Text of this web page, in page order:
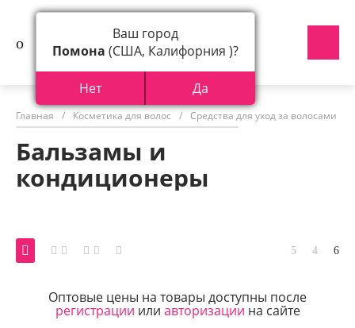
Главная / Косметика для волос / Средства для уход за волосами
Бальзамы и
кондиционеры
Оптовые цены на товары доступны после
регистрации или авторизации на сайте
Ваш город
Помона (США, Калифорния )?
Нет Да